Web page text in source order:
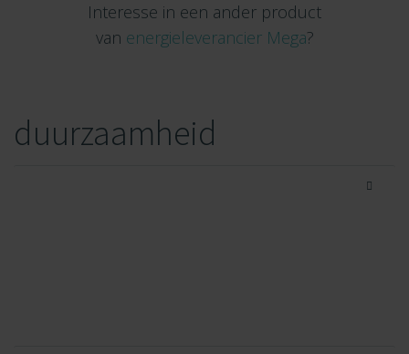
Interesse in een ander product
van energieleverancier Mega?
duurzaamheid